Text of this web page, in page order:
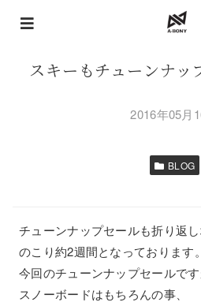
スキーもチューンナッ
2016年05月
BLOG
チューンナップセールも折り返
のこり約2週間となっております。
今回のチューンナップセールです
スノーボードはもちろんの事、